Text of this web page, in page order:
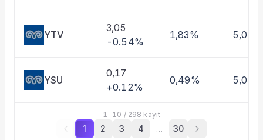
YTV
3,05
-0.54%
1,83% 5,01%
YSU
0,17
+0.12%
0,49% 5,04%
1 - 10 / 298 kayıt
1 2 3 4 … 30